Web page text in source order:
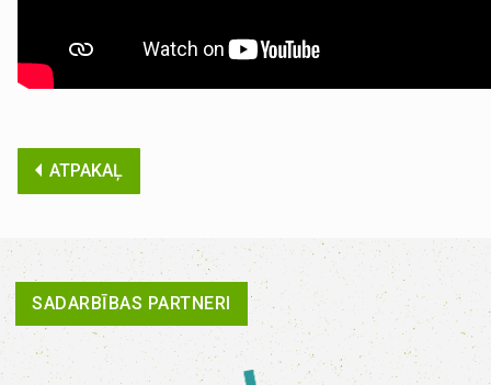
ATPAKAĻ
SADARBĪBAS PARTNERI